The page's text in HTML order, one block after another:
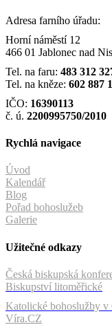
Adresa farního úřadu:
Horní náměstí 12
466 01 Jablonec nad
Tel. na faru: 483 312
Tel. na kněze: 602 887
IČO: 16390113
č. ú. 2200995750/2010
Rychlá navigace
Úvod
Kalendář
Blog
Pořad bohoslužeb
Galerie
Užitečné odkazy
Česká biskupská
Biskupství litoměřické
Katolické bohoslužby v
Víra.CZ